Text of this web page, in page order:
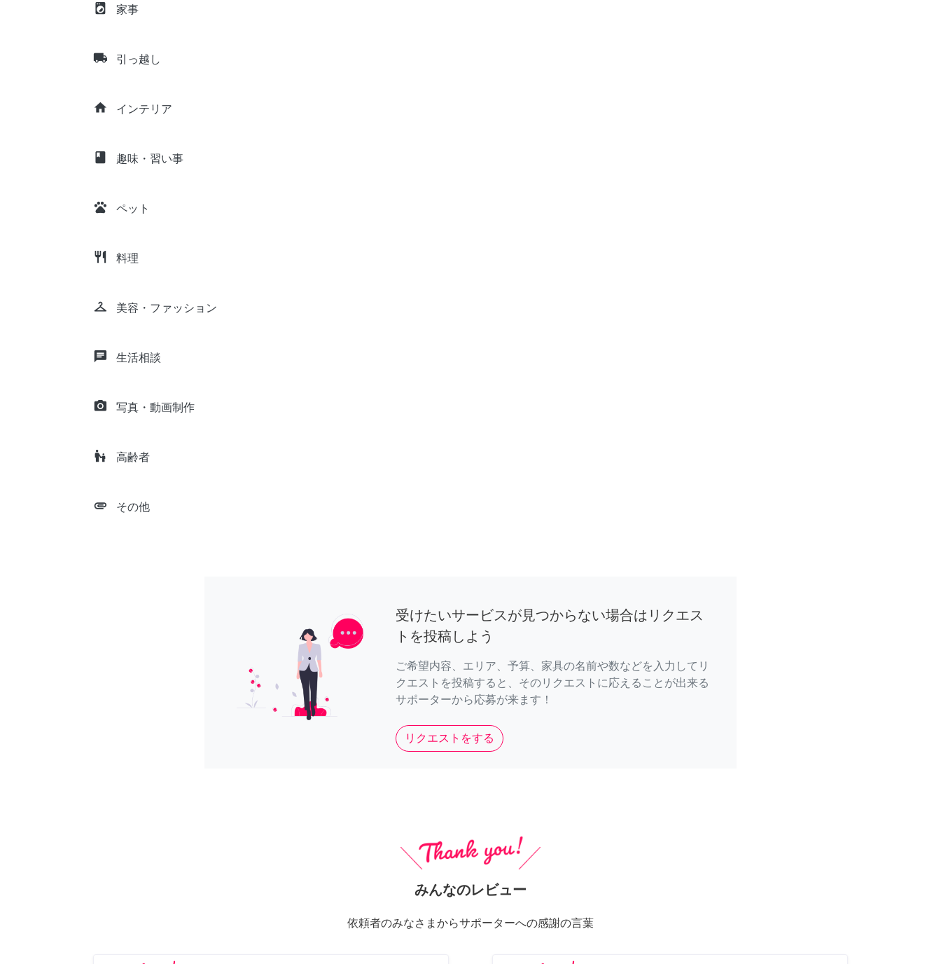
local_laundry_service 家事
local_shipping 引っ越し
home インテリア
class 趣味・習い事
pets ペット
restaurant 料理
checkroom 美容・ファッション
chat 生活相談
camera_alt 写真・動画制作
escalator_warning 高齢者
attachment その他
受けたいサービスが見つからない場合はリクエス
トを投稿しよう
ご希望内容、エリア、予算、家具の名前や数などを入力してリ
クエストを投稿すると、そのリクエストに応えることが出来る
サポーターから応募が来ます！
リクエストをする
みんなのレビュー
依頼者のみなさまからサポーターへの感謝の言葉